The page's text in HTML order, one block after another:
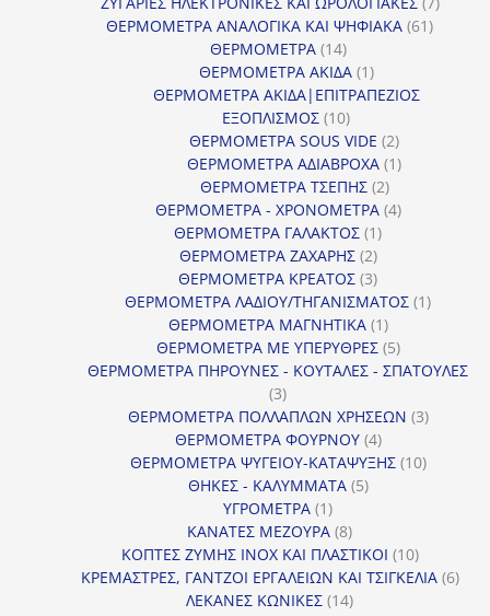
ΘΕΡΜΟΜΕΤΡΑ ΑΝΑΛΟΓΙΚΑ ΚΑΙ ΨΗΦΙΑΚΑ 6161
ΘΕΡΜΟΜΕΤΡΑ 1414
προϊόντα
ΘΕΡΜΟΜΕΤΡΑ ΑΚΙΔΑ 11
προϊόν
ΘΕΡΜΟΜΕΤΡΑ ΑΚΙΔΑ|ΕΠΙΤΡΑΠΕΖΙΟΣ
ΕΞΟΠΛΙΣΜΟΣ 1010
προϊόντα
ΘΕΡΜΟΜΕΤΡΑ SOUS VIDE 22
προϊόντα
ΘΕΡΜΟΜΕΤΡΑ ΑΔΙΑΒΡΟΧΑ 11
ΘΕΡΜΟΜΕΤΡΑ ΤΣΕΠΗΣ 22
προϊόντα
ΘΕΡΜΟΜΕΤΡΑ - ΧΡΟΝΟΜΕΤΡΑ 44
ΘΕΡΜΟΜΕΤΡΑ ΓΑΛΑΚΤΟΣ 11
προϊόν
ΘΕΡΜΟΜΕΤΡΑ ΖΑΧΑΡΗΣ 22
προϊόντα
ΘΕΡΜΟΜΕΤΡΑ ΚΡΕΑΤΟΣ 33
προϊόντα
ΘΕΡΜΟΜΕΤΡΑ ΛΑΔΙΟΥ/ΤΗΓΑΝΙΣΜΑΤΟΣ 11
ΘΕΡΜΟΜΕΤΡΑ ΜΑΓΝΗΤΙΚΑ 11
προϊόν
ΘΕΡΜΟΜΕΤΡΑ ΜΕ ΥΠΕΡΥΘΡΕΣ 55
προϊόντα
ΘΕΡΜΟΜΕΤΡΑ ΠΗΡΟΥΝΕΣ - ΚΟΥΤΑΛΕΣ - ΣΠΑΤΟΥΛΕΣ
33
προϊόντα
ΘΕΡΜΟΜΕΤΡΑ ΠΟΛΛΑΠΛΩΝ ΧΡΗΣΕΩΝ 33
ΘΕΡΜΟΜΕΤΡΑ ΦΟΥΡΝΟΥ 44
προϊόντα
ΘΕΡΜΟΜΕΤΡΑ ΨΥΓΕΙΟΥ-ΚΑΤΑΨΥΞΗΣ 1010
ΘΗΚΕΣ - ΚΑΛΥΜΜΑΤΑ 55
ΥΓΡΟΜΕΤΡΑ 11
προϊόν
ΚΑΝΑΤΕΣ ΜΕΖΟΥΡΑ 88
προϊόντα
ΚΟΠΤΕΣ ΖΥΜΗΣ INOX ΚΑΙ ΠΛΑΣΤΙΚΟΙ 1010
προϊόντα
ΚΡΕΜΑΣΤΡΕΣ, ΓΑΝΤΖΟΙ ΕΡΓΑΛΕΙΩΝ ΚΑΙ ΤΣΙΓΚΕΛΙΑ 66
ΛΕΚΑΝΕΣ ΚΩΝΙΚΕΣ 1414